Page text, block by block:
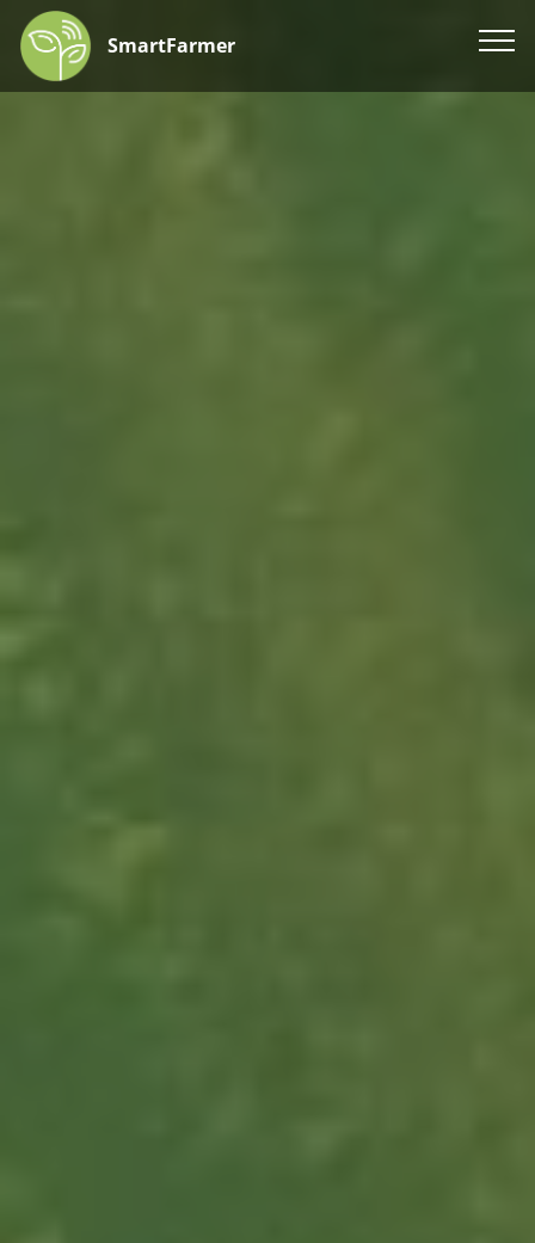
SmartFarmer